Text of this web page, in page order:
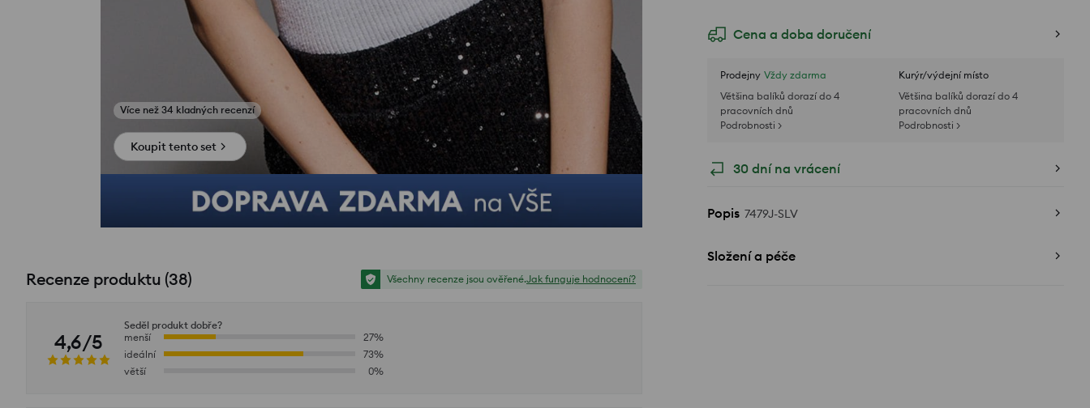
Cena a doba doručení
Prodejny Vždy zdarma
Většina balíků dorazí do 4
pracovních dnů
Podrobnosti >
Kurýr/výdejní místo
Většina balíků dorazí do 4
pracovních dnů
Podrobnosti >
30 dní na vrácení
Popis 7479J-SLV
Složení a péče
Zobrazit fotografie z recenzí
Koupit tento set
Recenze produktu (38) Všechny recenze jsou ověřené.Jak funguje hodnocení?
4,6/5
Seděl produkt dobře?
menší
27%
ideální
73%
větší
0%